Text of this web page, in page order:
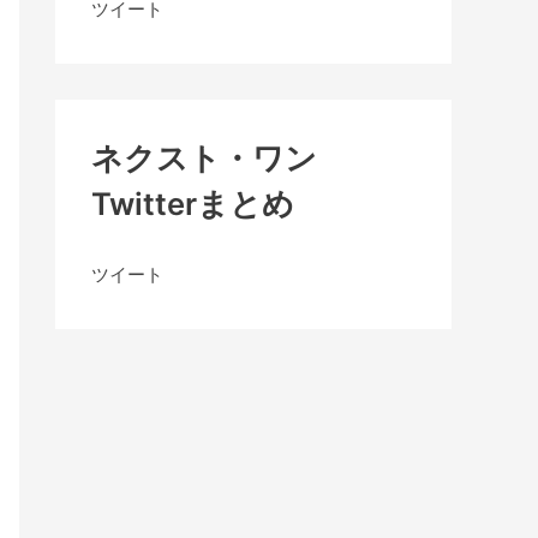
ツイート
ネクスト・ワン
Twitterまとめ
ツイート